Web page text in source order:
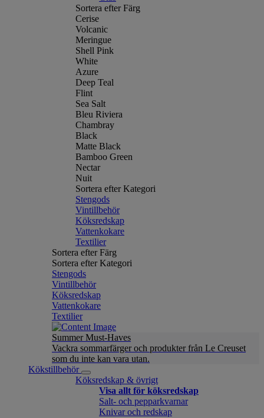
Sortera efter Färg
Cerise
Volcanic
Meringue
Shell Pink
White
Azure
Deep Teal
Flint
Sea Salt
Bleu Riviera
Chambray
Black
Matte Black
Bamboo Green
Nectar
Nuit
Sortera efter Kategori
Stengods
Vintillbehör
Köksredskap
Vattenkokare
Textilier
Sortera efter Färg
Sortera efter Kategori
Stengods
Vintillbehör
Köksredskap
Vattenkokare
Textilier
Summer Must-Haves
Vackra sommarfärger och produkter från Le Creuset
som du inte kan vara utan.
Kökstillbehör
Köksredskap & övrigt
Visa allt för köksredskap
Salt- och pepparkvarnar
Knivar och redskap